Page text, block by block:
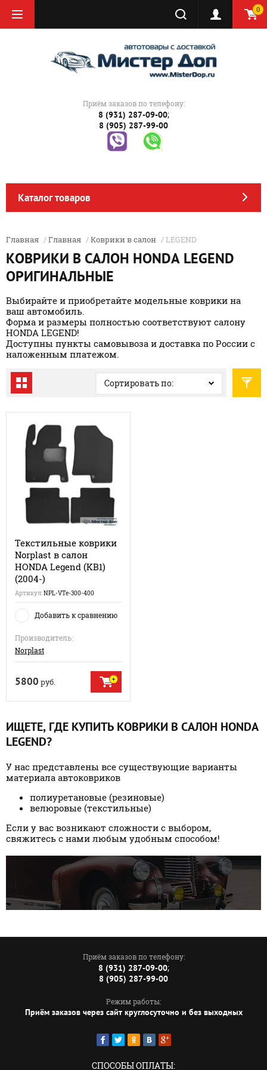
0
Приём заказов по телефону:
8 (931) 287-09-00;
8 (905) 287-99-00
Каталог товаров
Главная /Главная /Коврики в салон / LEGEND
КОВРИКИ В САЛОН HONDA LEGEND
ОРИГИНАЛЬНЫЕ
Выбирайте и приобретайте модельные коврики на
ваш автомобиль.
Форма и размеры полностью соответствуют салону
HONDA LEGEND!
Доступны пункты самовывоза и доставка по России с
наложенным платежом.
Сортировать по:
Текстильные коврики
Norplast в салон
HONDA Legend (KB1)
(2004-)
Артикул:NPL-VTe-300-400
Добавить к сравнению
Производитель:
Norplast
5800 руб.
ИЩЕТЕ, ГДЕ КУПИТЬ КОВРИКИ В САЛОН HONDA
LEGEND?
У нас представлены все существующие варианты
материала автоковриков
полиуретановые (резиновые)
велюровые (текстильные)
Если у вас возникают сложности с выбором,
свяжитесь с нами любым удобным способом!
Приём заказов по телефону:
8 (931) 287-09-00;
8 (905) 287-99-00
Режим работы:
Приём заказов через сайт круглосуточно и без выходных
СПОСОБЫ ОПЛАТЫ: